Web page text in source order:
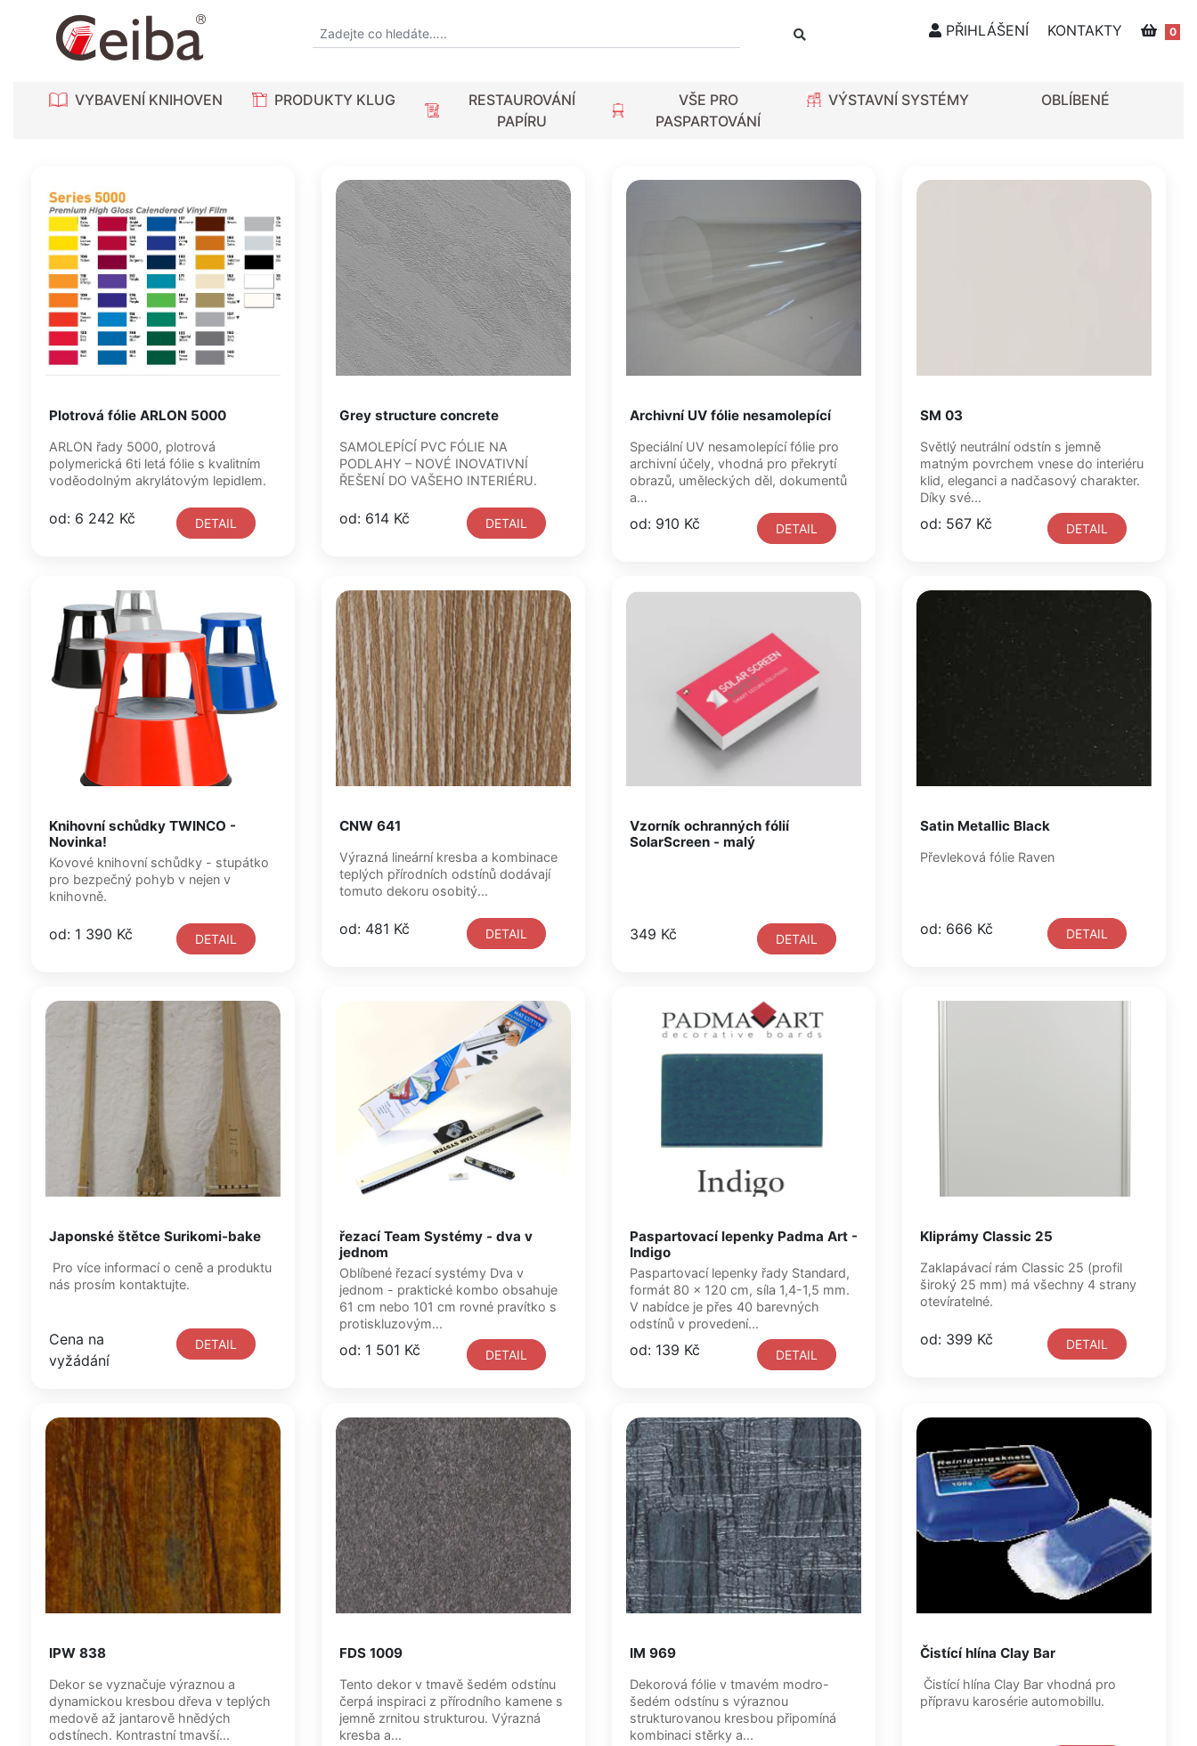
PŘIHLÁŠENÍ KONTAKTY 0
VYBAVENÍ KNIHOVEN PRODUKTY KLUG
RESTAUROVÁNÍ
PAPÍRU
VŠE PRO
PASPARTOVÁNÍ
VÝSTAVNÍ SYSTÉMY OBLÍBENÉ
Plotrová fólie ARLON 5000
ARLON řady 5000, plotrová
polymerická 6ti letá fólie s kvalitním
voděodolným akrylátovým lepidlem.
od: 6 242 Kč DETAIL
Grey structure concrete
SAMOLEPÍCÍ PVC FÓLIE NA
PODLAHY – NOVÉ INOVATIVNÍ
ŘEŠENÍ DO VAŠEHO INTERIÉRU.
od: 614 Kč DETAIL
Archivní UV fólie nesamolepící
Speciální UV nesamolepící fólie pro
archivní účely, vhodná pro překrytí
obrazů, uměleckých děl, dokumentů
a...
od: 910 Kč DETAIL
SM 03
Světlý neutrální odstín s jemně
matným povrchem vnese do interiéru
klid, eleganci a nadčasový charakter.
Díky své...
od: 567 Kč DETAIL
Knihovní schůdky TWINCO -
Novinka!
Kovové knihovní schůdky - stupátko
pro bezpečný pohyb v nejen v
knihovně.
od: 1 390 Kč DETAIL
CNW 641
Výrazná lineární kresba a kombinace
teplých přírodních odstínů dodávají
tomuto dekoru osobitý...
od: 481 Kč DETAIL
Vzorník ochranných fólií
SolarScreen - malý
349 Kč DETAIL
Satin Metallic Black
Převleková fólie Raven
od: 666 Kč DETAIL
Japonské štětce Surikomi-bake
Pro více informací o ceně a produktu
nás prosím kontaktujte.
Cena na
vyžádání
DETAIL
řezací Team Systémy - dva v
jednom
Oblíbené řezací systémy Dva v
jednom - praktické kombo obsahuje
61 cm nebo 101 cm rovné pravítko s
protiskluzovým...
od: 1 501 Kč DETAIL
Paspartovací lepenky Padma Art -
Indigo
Paspartovací lepenky řady Standard,
formát 80 x 120 cm, síla 1,4-1,5 mm.
V nabídce je přes 40 barevných
odstínů v provedení...
od: 139 Kč DETAIL
Kliprámy Classic 25
Zaklapávací rám Classic 25 (profil
široký 25 mm) má všechny 4 strany
otevíratelné.
od: 399 Kč DETAIL
IPW 838
Dekor se vyznačuje výraznou a
dynamickou kresbou dřeva v teplých
medově až jantarově hnědých
odstínech. Kontrastní tmavší...
FDS 1009
Tento dekor v tmavě šedém odstínu
čerpá inspiraci z přírodního kamene s
jemně zrnitou strukturou. Výrazná
kresba a...
IM 969
Dekorová fólie v tmavém modro-
šedém odstínu s výraznou
strukturovanou kresbou připomíná
kombinaci stěrky a...
Čistící hlína Clay Bar
Čistící hlína Clay Bar vhodná pro
přípravu karosérie automobillu.